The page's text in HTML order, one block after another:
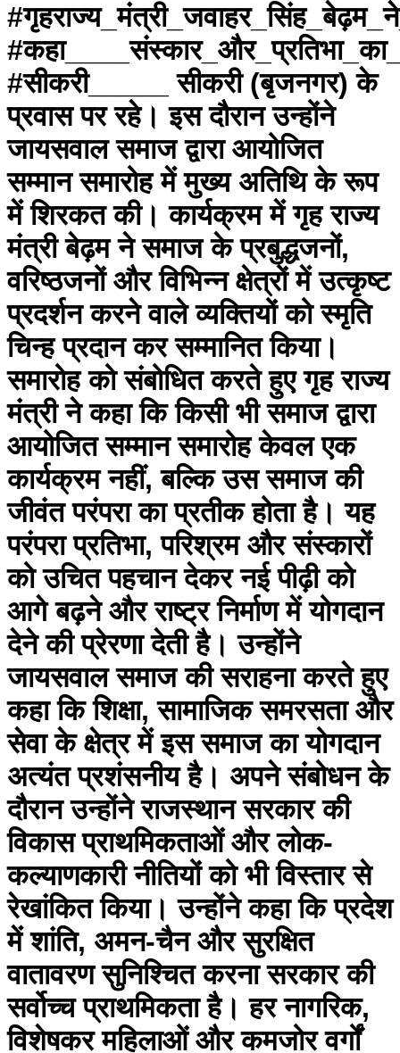
#सीकरी_____ सीकरी (बृजनगर) के
प्रवास पर रहे। इस दौरान उन्होंने
जायसवाल समाज द्वारा आयोजित
सम्मान समारोह में मुख्य अतिथि के रूप
में शिरकत की। कार्यक्रम में गृह राज्य
मंत्री बेढ़म ने समाज के प्रबुद्धजनों,
वरिष्ठजनों और विभिन्न क्षेत्रों में उत्कृष्ट
प्रदर्शन करने वाले व्यक्तियों को स्मृति
चिन्ह प्रदान कर सम्मानित किया।
समारोह को संबोधित करते हुए गृह राज्य
मंत्री ने कहा कि किसी भी समाज द्वारा
आयोजित सम्मान समारोह केवल एक
कार्यक्रम नहीं, बल्कि उस समाज की
जीवंत परंपरा का प्रतीक होता है। यह
परंपरा प्रतिभा, परिश्रम और संस्कारों
को उचित पहचान देकर नई पीढ़ी को
आगे बढ़ने और राष्ट्र निर्माण में योगदान
देने की प्रेरणा देती है। उन्होंने
जायसवाल समाज की सराहना करते हुए
कहा कि शिक्षा, सामाजिक समरसता और
सेवा के क्षेत्र में इस समाज का योगदान
अत्यंत प्रशंसनीय है। अपने संबोधन के
दौरान उन्होंने राजस्थान सरकार की
विकास प्राथमिकताओं और लोक-
कल्याणकारी नीतियों को भी विस्तार से
रेखांकित किया। उन्होंने कहा कि प्रदेश
में शांति, अमन-चैन और सुरक्षित
वातावरण सुनिश्चित करना सरकार की
सर्वोच्च प्राथमिकता है। हर नागरिक,
विशेषकर महिलाओं और कमजोर वर्गों